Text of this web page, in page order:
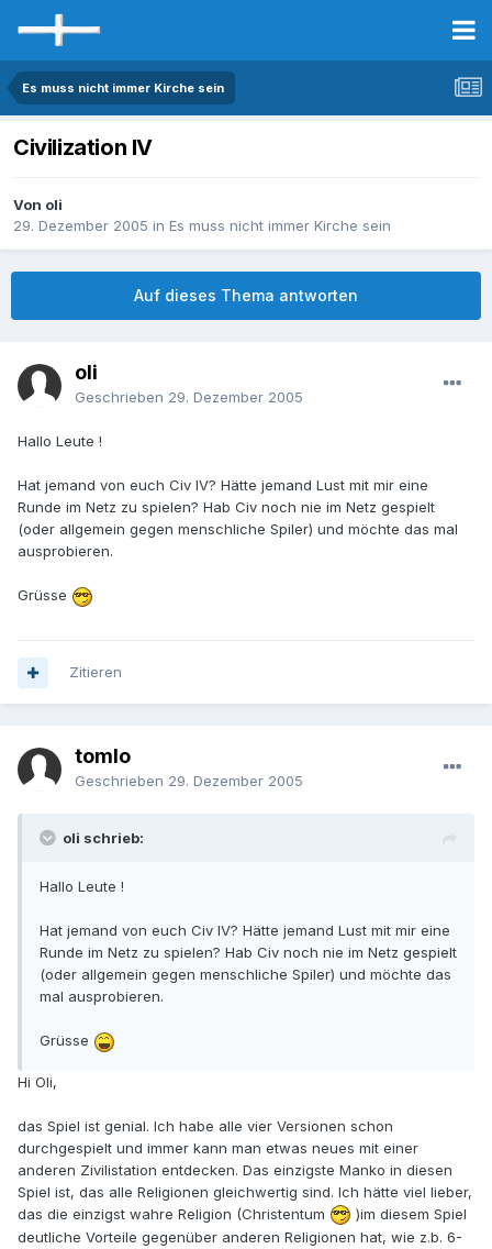
Es muss nicht immer Kirche sein
Civilization IV
Von oli
29. Dezember 2005 in Es muss nicht immer Kirche sein
Auf dieses Thema antworten
oli
Geschrieben 29. Dezember 2005
Hallo Leute !
Hat jemand von euch Civ IV? Hätte jemand Lust mit mir eine
Runde im Netz zu spielen? Hab Civ noch nie im Netz gespielt
(oder allgemein gegen menschliche Spiler) und möchte das mal
ausprobieren.
Grüsse
Zitieren
tomlo
Geschrieben 29. Dezember 2005
oli schrieb:
Hallo Leute !
Hat jemand von euch Civ IV? Hätte jemand Lust mit mir eine
Runde im Netz zu spielen? Hab Civ noch nie im Netz gespielt
(oder allgemein gegen menschliche Spiler) und möchte das
mal ausprobieren.
Grüsse
Hi Oli,
das Spiel ist genial. Ich habe alle vier Versionen schon
durchgespielt und immer kann man etwas neues mit einer
anderen Zivilistation entdecken. Das einzigste Manko in diesen
Spiel ist, das alle Religionen gleichwertig sind. Ich hätte viel lieber,
das die einzigst wahre Religion (Christentum
)im diesem Spiel
deutliche Vorteile gegenüber anderen Religionen hat, wie z.b. 6-